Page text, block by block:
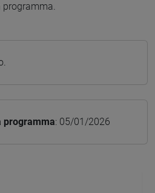
programma.
programma: 05/01/2026